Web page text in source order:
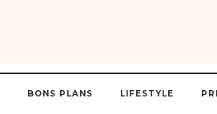
BONS PLANS LIFESTYLE